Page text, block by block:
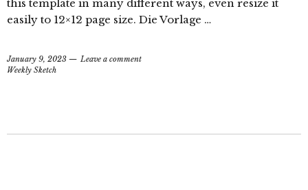
this template in many different ways, even resize it
easily to 12×12 page size. Die Vorlage …
January 9, 2023
Leave a comment
Weekly Sketch